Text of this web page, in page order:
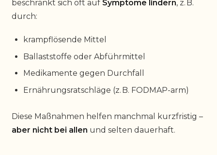
beschränkt sich oft auf Symptome lindern, z. B.
durch:
krampflösende Mittel
Ballaststoffe oder Abführmittel
Medikamente gegen Durchfall
Ernährungsratschläge (z. B. FODMAP-arm)
Diese Maßnahmen helfen manchmal kurzfristig –
aber nicht bei allen und selten dauerhaft.